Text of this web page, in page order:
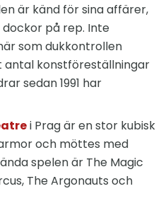
är känd för sina affärer,
på rep. Inte
som dukkontrollen
konstföreställningar
sedan 1991 har
i Prag är en stor kubisk
och möttes med
spelen är The Magic
The Argonauts och